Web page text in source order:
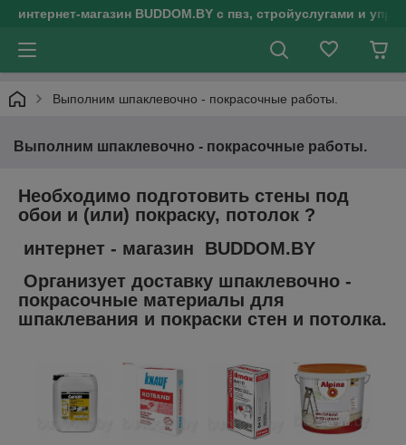
интернет-магазин BUDDOM.BY с пвз, стройуслугами и
Выполним шпаклевочно - покрасочные работы.
Выполним шпаклевочно - покрасочные работы.
Необходимо подготовить стены под
обои и (или) покраску, потолок ?
интернет - магазин BUDDOM.BY
Организует доставку шпаклевочно -
покрасочные материалы для
шпаклевания и покраски стен и потолка.